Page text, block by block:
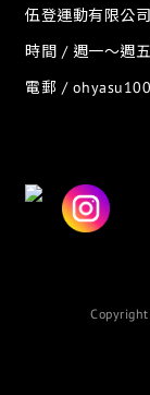
伍登運動有限公司
時間 / 週一～週
電郵 /